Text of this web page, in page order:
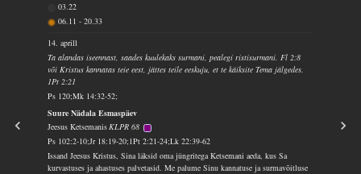
03.22
06.11-20.33
14. aprill
Ta alandas iseennast, saades kuulekaks surmani, pealegi ristisurmani. Fl 2:8
või Kristus kannatas teie eest, jättes teile eeskuju, et te käiksite Tema jälgedes.
1Pt 2:21
Ps 120;Mk 14:32-52;
Suure Nädala Esmaspäev
Jeesus KetsemanisKLPR 68
Ps 102:2-10;Jr 18:19-20;1Pt 2:21-24;Lk 22:39-62
Issand Jeesus Kristus, Sina läksid oma jüngritega Ketsemani aeda, kus Sa
kurvastuses ja ahastuses palvetasid. Me palume Sinu kannatuse ja surmavõitluse